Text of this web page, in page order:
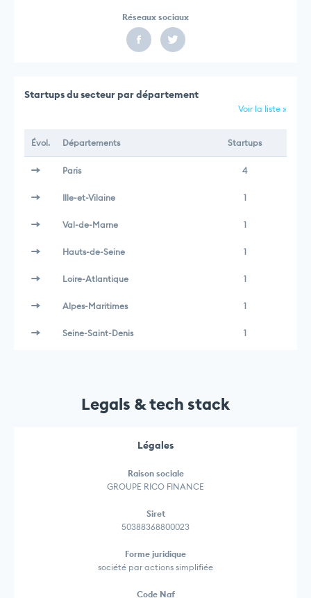
Réseaux sociaux
Startups du secteur par département
Voir la liste »
Évol. Départements Startups
Paris 4
Ille-et-Vilaine 1
Val-de-Marne 1
Hauts-de-Seine 1
Loire-Atlantique 1
Alpes-Maritimes 1
Seine-Saint-Denis 1
Legals & tech stack
Légales
Raison sociale
GROUPE RICO FINANCE
Siret
50388368800023
Forme juridique
société par actions simplifiée
Code Naf